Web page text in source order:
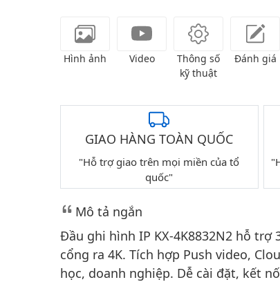
Hình ảnh Video
Thông số
kỹ thuật
Đánh giá
GIAO HÀNG TOÀN QUỐC
"Hỗ trợ giao trên mọi miền của tổ
quốc"
Mô tả ngắn
Đầu ghi hình IP KX-4K8832N2 hỗ trợ
cổng ra 4K. Tích hợp Push video,
học, doanh nghiệp. Dễ cài đặt, kết